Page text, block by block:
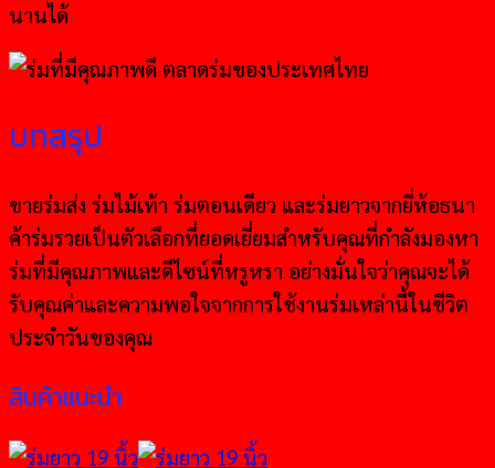
นานได้
บทสรุป
ขายร่มส่ง ร่มไม้เท้า ร่มตอนเดียว และร่มยาวจากยี่ห้อธนา
ค้าร่มรวยเป็นตัวเลือกที่ยอดเยี่ยมสำหรับคุณที่กำลังมองหา
ร่มที่มีคุณภาพและดีไซน์ที่หรูหรา อย่างมั่นใจว่าคุณจะได้
รับคุณค่าและความพอใจจากการใช้งานร่มเหล่านี้ในชีวิต
ประจำวันของคุณ
สินค้าแนะนำ